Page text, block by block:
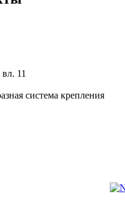
11
система крепления